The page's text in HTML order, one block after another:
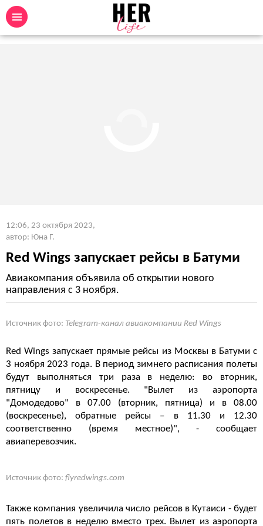
12:06, 23 октября 2023,
автор: Юна Г.
Red Wings запускает рейсы в Батуми
Авиакомпания объявила об открытии нового
направления с 3 ноября.
Источник фото: Telegram-канал авиакомпании Red Wings
Red Wings запускает прямые рейсы из Москвы в Батуми с
3 ноября 2023 года. В период зимнего расписания полеты
будут выполняться три раза в неделю: во вторник,
пятницу и воскресенье. "Вылет из аэропорта
"Домодедово" в 07.00 (вторник, пятница) и в 08.00
(воскресенье), обратные рейсы – в 11.30 и 12.30
соответственно (время местное)", - сообщает
авиаперевозчик.
Источник фото: flyredwings.com
Также компания увеличила число рейсов в Кутаиси - будет
пять полетов в неделю вместо трех. Вылет из аэропорта